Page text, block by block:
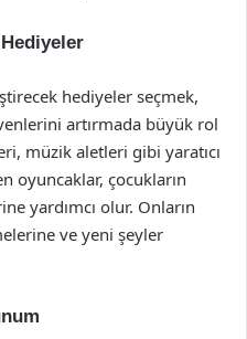
Hediyeler
hediyeler seçmek,
artırmada büyük rol
müzik aletleri gibi yaratıcı
oyuncaklar, çocukların
yardımcı olur. Onların
ve yeni şeyler